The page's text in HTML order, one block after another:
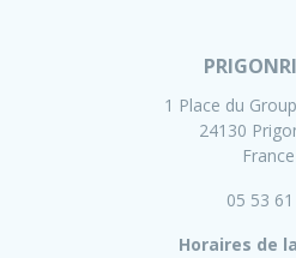
1 Place du
24130
France
05 53
Horaires de